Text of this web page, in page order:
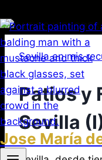
Saltar
al
contenido
Jose María
Sevilla en mis
Patios y
Sevilla